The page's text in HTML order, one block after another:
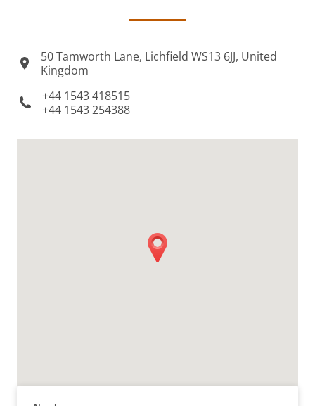
50 Tamworth Lane, Lichfield WS13 6JJ, United
Kingdom
+44 1543 418515
+44 1543 254388